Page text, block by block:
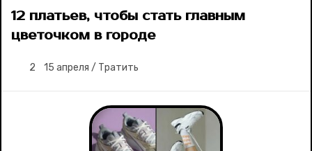
12 платьев, чтобы стать главным
цветочком в городе
2 15 апреля / Тратить